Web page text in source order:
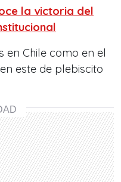
la victoria del
en Chile como en el
este de plebiscito